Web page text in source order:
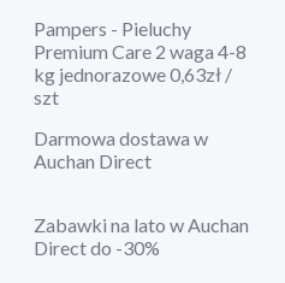
Pampers - Pieluchy
Premium Care 2 waga 4-8
kg jednorazowe 0,63zł /
szt
Darmowa dostawa w
Auchan Direct
Zabawki na lato w Auchan
Direct do -30%